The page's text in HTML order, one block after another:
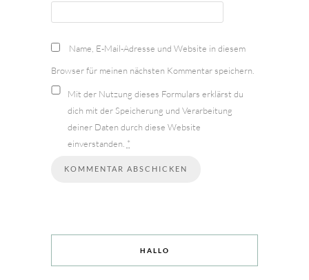
Name, E-Mail-Adresse und Website in diesem
Browser für meinen nächsten Kommentar speichern.
Mit der Nutzung dieses Formulars erklärst du
dich mit der Speicherung und Verarbeitung
deiner Daten durch diese Website
einverstanden. *
HALLO